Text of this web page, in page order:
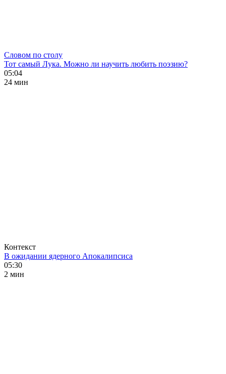
Словом по столу
Тот самый Лука. Можно ли научить любить поэзию?
05:04
24 мин
Контекст
В ожидании ядерного Апокалипсиса
05:30
2 мин